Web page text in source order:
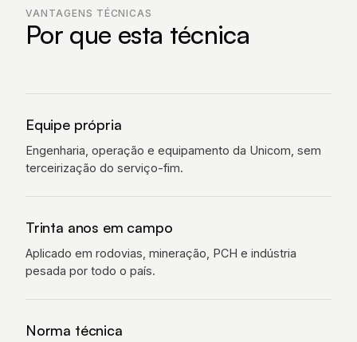
VANTAGENS TÉCNICAS
Por que esta técnica
Equipe própria
Engenharia, operação e equipamento da Unicom, sem
terceirização do serviço-fim.
Trinta anos em campo
Aplicado em rodovias, mineração, PCH e indústria
pesada por todo o país.
Norma técnica